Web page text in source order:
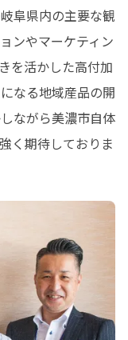
阜県内の主要な観
ンやマーケティン
を活かした高付加
なる地域産品の開
ながら美濃市自体
く期待しておりま